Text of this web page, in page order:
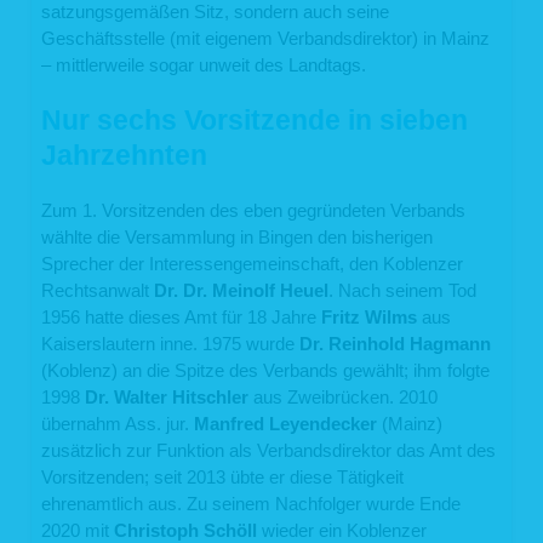
satzungsgemäßen Sitz, sondern auch seine
Geschäftsstelle (mit eigenem Verbandsdirektor) in Mainz
– mittlerweile sogar unweit des Landtags.
Nur sechs Vorsitzende in sieben
Jahrzehnten
Zum 1. Vorsitzenden des eben gegründeten Verbands
wählte die Versammlung in Bingen den bisherigen
Sprecher der Interessengemeinschaft, den Koblenzer
Rechtsanwalt Dr. Dr. Meinolf Heuel. Nach seinem Tod
1956 hatte dieses Amt für 18 Jahre Fritz Wilms aus
Kaiserslautern inne. 1975 wurde Dr. Reinhold Hagmann
(Koblenz) an die Spitze des Verbands gewählt; ihm folgte
1998 Dr. Walter Hitschler aus Zweibrücken. 2010
übernahm Ass. jur. Manfred Leyendecker (Mainz)
zusätzlich zur Funktion als Verbandsdirektor das Amt des
Vorsitzenden; seit 2013 übte er diese Tätigkeit
ehrenamtlich aus. Zu seinem Nachfolger wurde Ende
2020 mit Christoph Schöll wieder ein Koblenzer
Zudem dienen die Logfiles der Auswertung der Systemsicherheit und -stabilität
sowie administrativen Zwecken. Rechtsgrundlage für die vorübergehende
Speicherung der Daten bzw. der Logfiles ist ebenfalls Art. 6 Abs. 1 lit. f DSGVO
bzw. § 25 Abs. 1 S. 1, Abs. 2 Nr. 2 TTDSG.
Angriffsversuchen auf unseren Webserver, werden diese Daten von uns
kurzzeitig gespeichert. Anhand dieser Daten ist uns ein Rückschluss auf
einzelne Personen nicht möglich. Nach spätestens sieben Tagen werden die
anonymisierter Form werden die Daten daneben ggf. zu statistischen Zwecken
verarbeitet. Eine Speicherung dieser Daten zusammen mit anderen
personenbezogenen Daten des Nutzers, ein Abgleich mit anderen
Datenbeständen oder eine Weitergabe an Dritte findet zu keinem Zeitpunkt statt.
2. Kontaktformular
Auf unserer Webseite ist ein Kontaktformular eingebunden, welches Sie für die
elektronische Kontaktaufnahme nutzen können. Nehmen Sie diese Möglichkeit
wahr, so werden die von Ihnen in der Eingabemaske eingegebenen Daten an uns
übermittelt und gespeichert:
Name
E-Mail-Adresse
der von Ihnen eingegebene Text im Freifeld
Rechtsgrundlage für die Verarbeitung der Daten ist Art. 6 Abs. 1 lit. f DSGVO. Die
Daten werden ausschließlich zur Bearbeitung der Kontaktaufnahme und der sich